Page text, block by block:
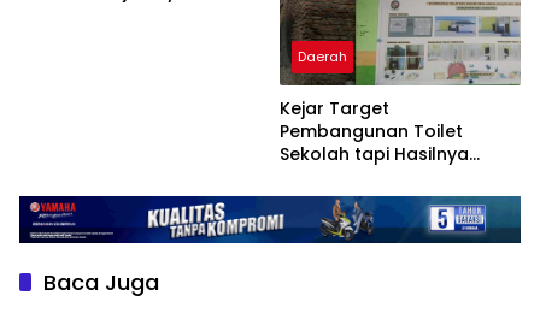
Daerah
Kejar Target
Pembangunan Toilet
Sekolah tapi Hasilnya
Baca Juga